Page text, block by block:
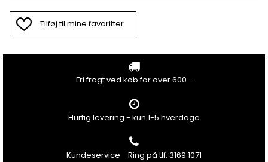
Tilføj til mine favoritter
Fri fragt ved køb for over 600.-
Hurtig levering - kun 1-5 hverdage
Kundeservice - Ring på tlf. 3169 1071